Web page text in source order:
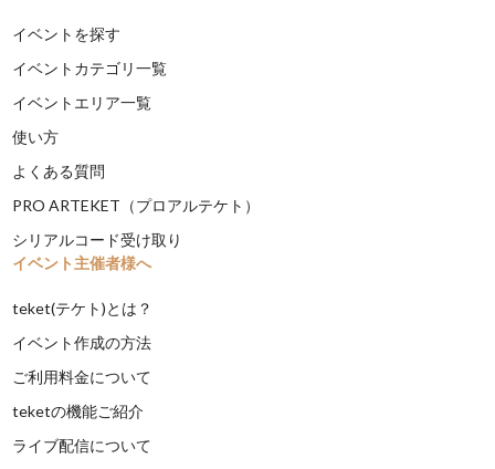
イベントを探す
イベントカテゴリ一覧
イベントエリア一覧
使い方
よくある質問
PRO ARTEKET（プロアルテケト）
シリアルコード受け取り
イベント主催者様へ
teket(テケト)とは？
イベント作成の方法
ご利用料金について
teketの機能ご紹介
ライブ配信について